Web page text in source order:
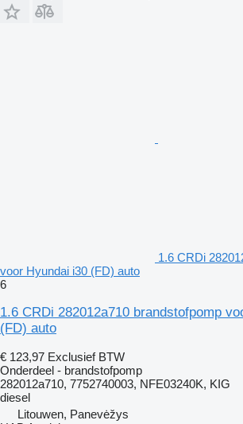
1.6 CRDi
voor Hyundai i30 (FD) auto
6
1.6 CRDi 282012a710 brandstofpomp
(FD) auto
€ 123,97 Exclusief BTW
Onderdeel - brandstofpomp
282012a710, 7752740003, NFE03240K, KIG
diesel
Litouwen, Panevėžys